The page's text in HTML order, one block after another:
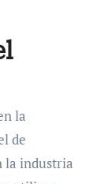
la
de
la industria